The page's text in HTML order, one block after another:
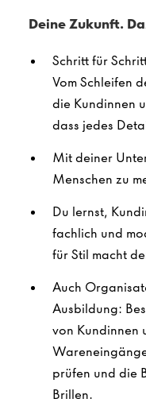
Deine Zukunft.
Schritt für
Vom Schleifen
die Kundinnen
dass jedes
Mit deiner
Menschen zu
Du lernst,
fachlich und
für Stil macht
Auch
Ausbildung:
von Kundinnen
prüfen und die
Brillen.